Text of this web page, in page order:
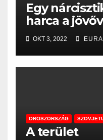
Egy
harca a
OKT 3, 2022
OROSZORSZÁG
A terület